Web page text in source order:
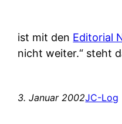
ist mit den Editorial
nicht weiter.“ steht
3. Januar 2002JC-Log